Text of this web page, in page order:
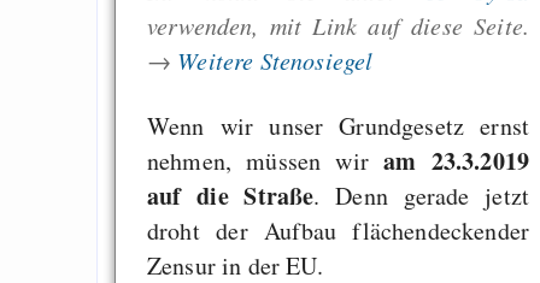
verwenden, mit Link auf diese Seite.
→ Weitere Stenosiegel
Wenn wir unser Grundgesetz ernst
nehmen, müssen wiram 23.3.2019
auf die Straße. Denn gerade jetzt
droht der Aufbau flächendeckender
Zensur in der EU.
programming to
EU sovereignty
Es gibt Fakten
Measured
Graben-Neudorf,
West Germany